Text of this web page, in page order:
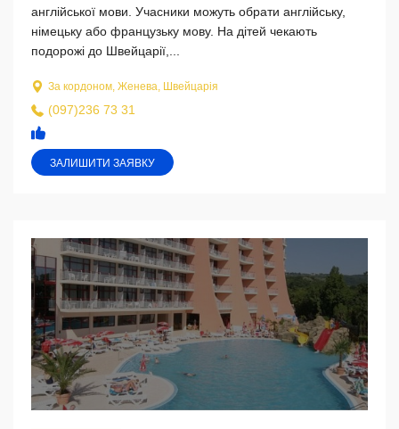
англійської мови. Учасники можуть обрати англійську,
німецьку або французьку мову. На дітей чекають
подорожі до Швейцарії,...
За кордоном, Женева, Швейцарія
(097)236 73 31
ЗАЛИШИТИ ЗАЯВКУ